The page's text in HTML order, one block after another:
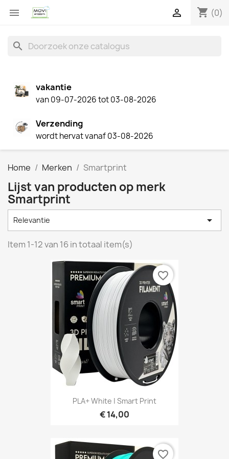
 shopping_cart (0)

search
vakantie
van 09-07-2026 tot 03-08-2026
Verzending
wordt hervat vanaf 03-08-2026
Home Merken Smartprint
Lijst van producten op merk
Smartprint
Relevantie 
Item 1-12 van 16 in totaal item(s)
PLA+ White | Smart Print
€ 14,00
favorite_border
favorite_border